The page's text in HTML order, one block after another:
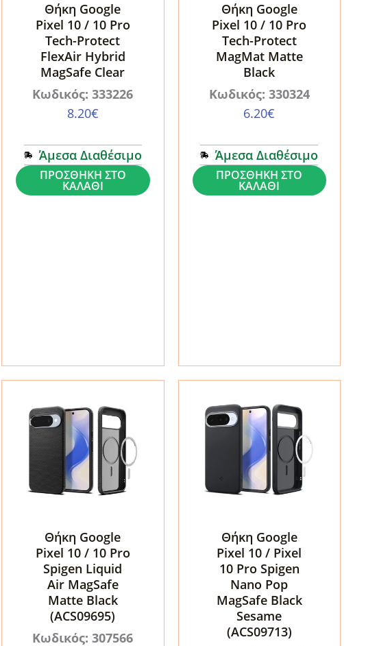
Θήκη Google
Pixel 10 / 10 Pro
Tech-Protect
FlexAir Hybrid
MagSafe Clear
Κωδικός: 333226
8.20€
Άμεσα Διαθέσιμο
Θήκη
Google
Hybrid
MagSafe
Clear
ποσότητα
ΠΡΟΣΘΉΚΗ ΣΤΟ
ΚΑΛΆΘΙ
Θήκη Google
Pixel 10 / 10 Pro
Tech-Protect
MagMat Matte
Black
Κωδικός: 330324
6.20€
Άμεσα Διαθέσιμο
Θήκη
Google
Matte
Black
ποσότητα
ΠΡΟΣΘΉΚΗ ΣΤΟ
ΚΑΛΆΘΙ
Θήκη Google
Pixel 10 / 10 Pro
Spigen Liquid
Air MagSafe
Matte Black
(ACS09695)
Κωδικός: 307566
Θήκη Google
Pixel 10 / Pixel
10 Pro Spigen
Nano Pop
MagSafe Black
Sesame
(ACS09713)